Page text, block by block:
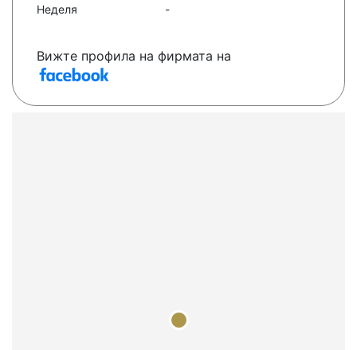
Неделя
-
Вижте профила на фирмата на